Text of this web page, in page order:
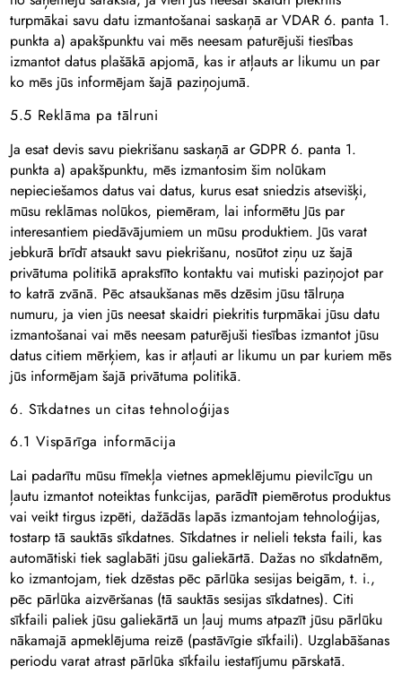
turpmākai savu datu izmantošanai saskaņā ar VDAR 6. panta 1.
punkta a) apakšpunktu vai mēs neesam paturējuši tiesības
izmantot datus plašākā apjomā, kas ir atļauts ar likumu un par
ko mēs jūs informējam šajā paziņojumā.
5.5 Reklāma pa tālruni
Ja esat devis savu piekrišanu saskaņā ar GDPR 6. panta 1.
punkta a) apakšpunktu, mēs izmantosim šim nolūkam
nepieciešamos datus vai datus, kurus esat sniedzis atsevišķi,
mūsu reklāmas nolūkos, piemēram, lai informētu Jūs par
interesantiem piedāvājumiem un mūsu produktiem. Jūs varat
jebkurā brīdī atsaukt savu piekrišanu, nosūtot ziņu uz šajā
privātuma politikā aprakstīto kontaktu vai mutiski paziņojot par
to katrā zvānā. Pēc atsaukšanas mēs dzēsim jūsu tālruņa
numuru, ja vien jūs neesat skaidri piekritis turpmākai jūsu datu
izmantošanai vai mēs neesam paturējuši tiesības izmantot jūsu
datus citiem mērķiem, kas ir atļauti ar likumu un par kuriem mēs
jūs informējam šajā privātuma politikā.
6. Sīkdatnes un citas tehnoloģijas
6.1 Vispārīga informācija
Lai padarītu mūsu tīmekļa vietnes apmeklējumu pievilcīgu un
ļautu izmantot noteiktas funkcijas, parādīt piemērotus produktus
vai veikt tirgus izpēti, dažādās lapās izmantojam tehnoloģijas,
tostarp tā sauktās sīkdatnes. Sīkdatnes ir nelieli teksta faili, kas
automātiski tiek saglabāti jūsu galiekārtā. Dažas no sīkdatnēm,
ko izmantojam, tiek dzēstas pēc pārlūka sesijas beigām, t. i.,
pēc pārlūka aizvēršanas (tā sauktās sesijas sīkdatnes). Citi
sīkfaili paliek jūsu galiekārtā un ļauj mums atpazīt jūsu pārlūku
nākamajā apmeklējuma reizē (pastāvīgie sīkfaili). Uzglabāšanas
periodu varat atrast pārlūka sīkfailu iestatījumu pārskatā.